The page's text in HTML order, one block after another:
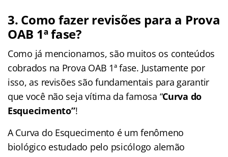
3. Como fazer revisões para a Prova
OAB 1ª fase?
Como já mencionamos, são muitos os conteúdos
cobrados na Prova OAB 1ª fase. Justamente por
isso, as revisões são fundamentais para garantir
que você não seja vítima da famosa “Curva do
Esquecimento”!
A Curva do Esquecimento é um fenômeno
biológico estudado pelo psicólogo alemão